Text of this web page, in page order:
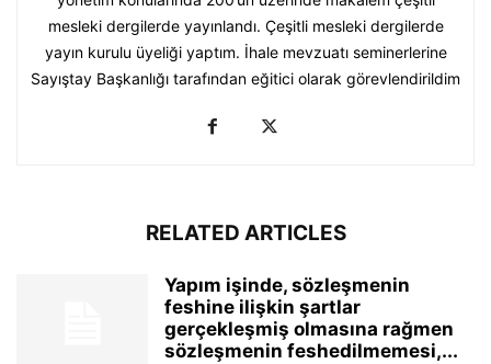
mesleki dergilerde yayınlandı. Çeşitli mesleki dergilerde
yayın kurulu üyeliği yaptım. İhale mevzuatı seminerlerine
Sayıştay Başkanlığı tarafından eğitici olarak görevlendirildim
RELATED ARTICLES
Yapım işinde, sözleşmenin
feshine ilişkin şartlar
gerçekleşmiş olmasına rağmen
sözleşmenin feshedilmemesi,...